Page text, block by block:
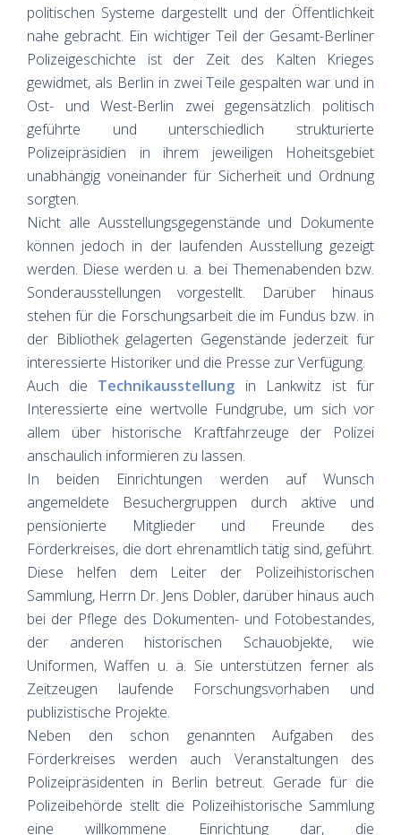
politischen Systeme dargestellt und der Öffentlichkeit
nahe gebracht. Ein wichtiger Teil der Gesamt-Berliner
Polizeigeschichte ist der Zeit des Kalten Krieges
gewidmet, als Berlin in zwei Teile gespalten war und in
Ost- und West-Berlin zwei gegensätzlich politisch
geführte und unterschiedlich strukturierte
Polizeipräsidien in ihrem jeweiligen Hoheitsgebiet
unabhängig voneinander für Sicherheit und Ordnung
sorgten.
Nicht alle Ausstellungsgegenstände und Dokumente
können jedoch in der laufenden Ausstellung gezeigt
werden. Diese werden u. a. bei Themenabenden bzw.
Sonderausstellungen vorgestellt. Darüber hinaus
stehen für die Forschungsarbeit die im Fundus bzw. in
der Bibliothek gelagerten Gegenstände jederzeit für
interessierte Historiker und die Presse zur Verfügung.
Auch die Technikausstellung in Lankwitz ist für
Interessierte eine wertvolle Fundgrube, um sich vor
allem über historische Kraftfahrzeuge der Polizei
anschaulich informieren zu lassen.
In beiden Einrichtungen werden auf Wunsch
angemeldete Besuchergruppen durch aktive und
pensionierte Mitglieder und Freunde des
Förderkreises, die dort ehrenamtlich tätig sind, geführt.
Diese helfen dem Leiter der Polizeihistorischen
Sammlung, Herrn Dr. Jens Dobler, darüber hinaus auch
bei der Pflege des Dokumenten- und Fotobestandes,
der anderen historischen Schauobjekte, wie
Uniformen, Waffen u. ä. Sie unterstützen ferner als
Zeitzeugen laufende Forschungsvorhaben und
publizistische Projekte.
Neben den schon genannten Aufgaben des
Förderkreises werden auch Veranstaltungen des
Polizeipräsidenten in Berlin betreut. Gerade für die
Polizeibehörde stellt die Polizeihistorische Sammlung
eine willkommene Einrichtung dar, die